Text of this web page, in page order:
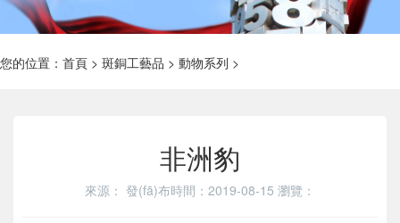
您的位置： 首頁 > 斑銅工藝品 > 動物系列 >
非洲豹
來源： 發(fā)布時間：2019-08-15 瀏覽：